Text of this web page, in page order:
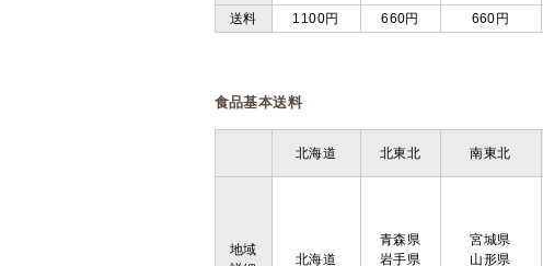
送料 1100円 660円 660円
食品基本送料
北海道 北東北 南東北
地域
北海道
青森県
岩手県
宮城県
山形県